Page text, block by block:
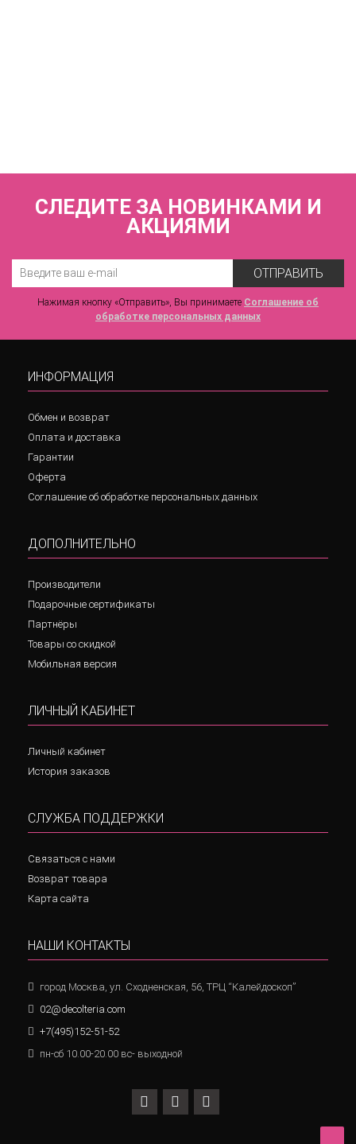
СЛЕДИТЕ ЗА НОВИНКАМИ И
АКЦИЯМИ
ОТПРАВИТЬ
Нажимая кнопку «Отправить», Вы принимаете Соглашение об
обработке персональных данных
ИНФОРМАЦИЯ
Обмен и возврат
Оплата и доставка
Гарантии
Оферта
Соглашение об обработке персональных данных
ДОПОЛНИТЕЛЬНО
Производители
Подарочные сертификаты
Партнёры
Товары со скидкой
Мобильная версия
ЛИЧНЫЙ КАБИНЕТ
Личный кабинет
История заказов
СЛУЖБА ПОДДЕРЖКИ
Связаться с нами
Возврат товара
Карта сайта
НАШИ КОНТАКТЫ
город Москва, ул. Сходненская, 56, ТРЦ “Калейдоскоп”
02@decolteria.com
+7(495)152-51-52
пн-сб 10.00-20.00 вс- выходной